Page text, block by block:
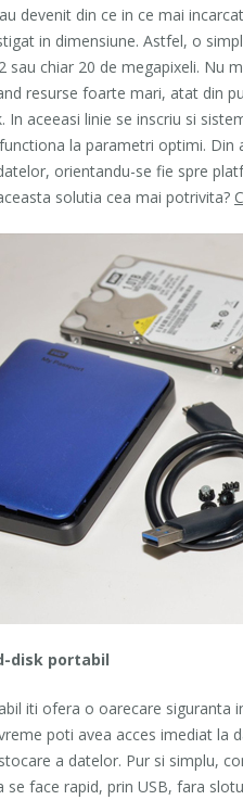
devenit din ce in ce mai
in dimensiune. Astfel, o
sau chiar 20 de megapixeli. Nu
resurse foarte mari, atat din
In aceeasi linie se inscriu si
la parametri optimi.
orientandu-se fie spre
solutia cea mai potrivita?
disk portabil
iti ofera o oarecare
poti avea acces imediat la
a datelor. Pur si simplu,
se face rapid, prin USB, fara